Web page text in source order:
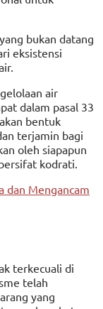
bukan datang
eksistensi
air
dalam pasal 33
bentuk
terjamin bagi
oleh siapapun
kodrati.
dan Mengancam
terkecuali di
telah
yang